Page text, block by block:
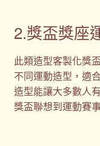
2.獎盃獎座
此類造型客製化獎
不同運動造型，適
造型能讓大多數人
獎盃聯想到運動賽